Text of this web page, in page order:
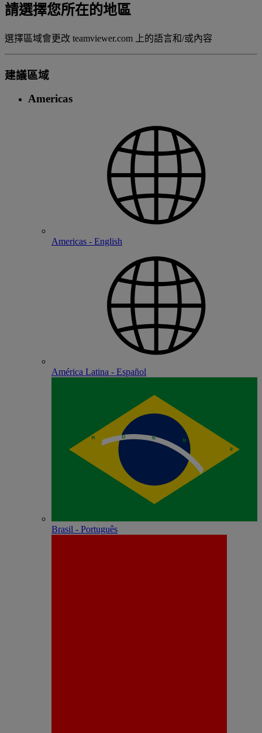
請選擇您所在的地區
選擇區域會更改 teamviewer.com 上的語言和/或內容
建議區域
Americas
Americas - English
América Latina - Español
Brasil - Português